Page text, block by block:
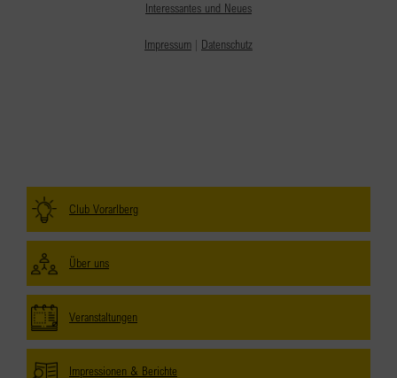
Interessantes und Neues
Impressum | Datenschutz
Club Vorarlberg
Über uns
Veranstaltungen
Impressionen & Berichte